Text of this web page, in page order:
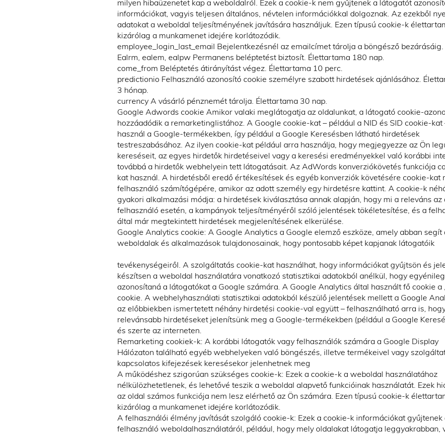
milyen hibaüzenetet kap a weboldalról. Ezek a cookie-k nem gyűjtenek a látogatót
információkat, vagyis teljesen általános, névtelen információkkal dolgoznak. Az ezekből
adatokat a weboldal teljesítményének javítására használjuk. Ezen típusú cookie-k
kizárólag a munkamenet idejére korlátozódik.
employee_login_last_email Bejelentkezésnél az emailcímet tárolja a böngésző bezárásáig.
Ealrm, ealem, ealpw Permanens beléptetést biztosít. Élettartama 180 nap.
come_from Beléptetés átirányítást végez. Élettartama 10 perc.
predictionio Felhasználó azonosító cookie személyre szabott hirdetések ajánlásához.
3 hónap.
currency A vásárló pénznemét tárolja. Élettartama 30 nap.
Google Adwords cookie Amikor valaki meglátogatja az oldalunkat, a látogató cookie-
hozzáadódik a remarketinglistához. A Google cookie-kat – például a NID és SID cookie-kat
használ a Google-termékekben, így például a Google Keresésben látható hirdetések
testreszabásához. Az ilyen cookie-kat például arra használja, hogy megjegyezze az Ön
kereséseit, az egyes hirdetők hirdetéseivel vagy a keresési eredményekkel való korábbi
továbbá a hirdetők webhelyein tett látogatásait. Az AdWords konverziókövetés funkciója
kat használ. A hirdetésből eredő értékesítések és egyéb konverziók követésére cookie-kat
felhasználó számítógépére, amikor az adott személy egy hirdetésre kattint. A cookie-k
gyakori alkalmazási módja: a hirdetések kiválasztása annak alapján, hogy mi a releváns az
felhasználó esetén, a kampányok teljesítményéről szóló jelentések tökéletesítése, és a
által már megtekintett hirdetések megjelenítésének elkerülése.
Google Analytics cookie: A Google Analytics a Google elemző eszköze, amely abban segít
weboldalak és alkalmazások tulajdonosainak, hogy pontosabb képet kapjanak látogatóik
tevékenységeiről. A szolgáltatás cookie-kat használhat, hogy információkat gyűjtsön és
készítsen a weboldal használatára vonatkozó statisztikai adatokból anélkül, hogy egyénileg
azonosítaná a látogatókat a Google számára. A Google Analytics által használt fő cookie a
cookie. A webhelyhasználati statisztikai adatokból készülő jelentések mellett a Google
az előbbiekben ismertetett néhány hirdetési cookie-val együtt – felhasználható arra is,
relevánsabb hirdetéseket jelenítsünk meg a Google-termékekben (például a Google
és szerte az interneten.
Remarketing cookiek-k: A korábbi látogatók vagy felhasználók számára a Google Display
Hálózaton található egyéb webhelyeken való böngészés, illetve termékeivel vagy
kapcsolatos kifejezések keresésekor jelenhetnek meg
A működéshez szigorúan szükséges cookie-k: Ezek a cookie-k a weboldal használatához
nélkülözhetetlenek, és lehetővé teszik a weboldal alapvető funkcióinak használatát. Ezek
az oldal számos funkciója nem lesz elérhető az Ön számára. Ezen típusú cookie-k
kizárólag a munkamenet idejére korlátozódik.
A felhasználói élmény javítását szolgáló cookie-k: Ezek a cookie-k információkat gyűjtenek
felhasználó weboldalhasználatáról, például, hogy mely oldalakat látogatja leggyakrabban,